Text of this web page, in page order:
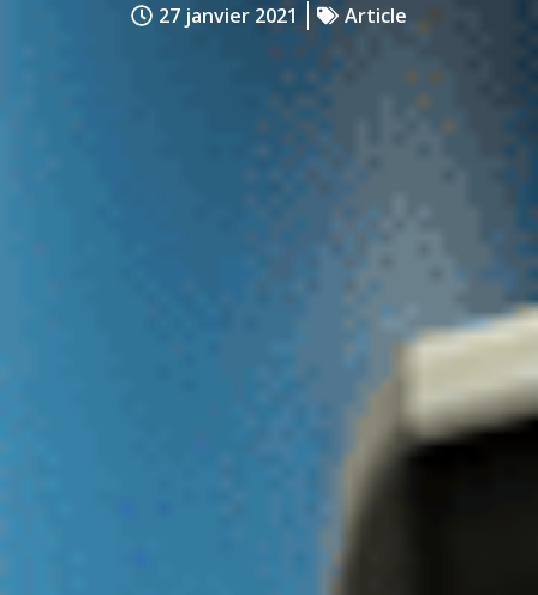
27 janvier 2021 Article